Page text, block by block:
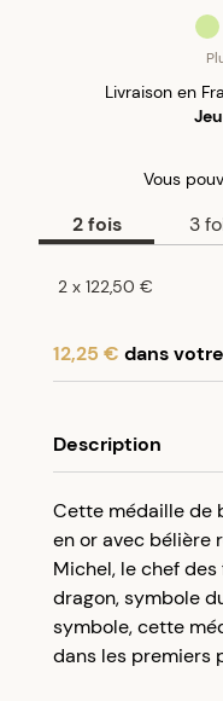
Livraison en
Vous
2fois 3
2 x 122,50 €
12,25 € dans
compte client et
votre cagnotte
Utilisez votre
prochaine
Description
Cette médaille de
en or avec bélière
Michel, le chef
dragon, symbole
symbole, cette
dans les premiers